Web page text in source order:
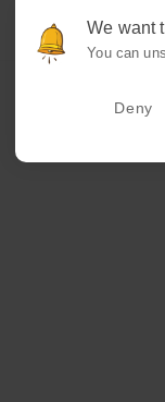
We want
You can
Deny